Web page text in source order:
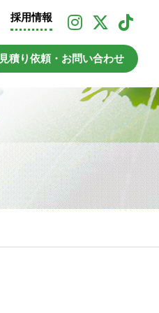
採用情報
見積り依頼・お問い合わせ